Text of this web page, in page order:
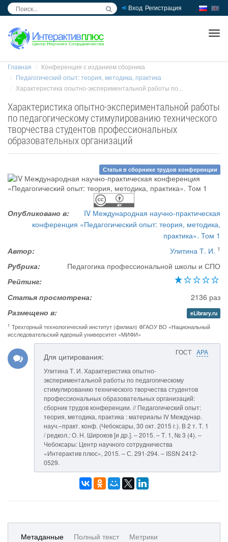
Вход Регистрация
Главная
Конференция с изданием сборника
Педагогический опыт: теория, методика, практика
Характеристика опытно-экспериментальной работы по...
Характеристика опытно-экспериментальной работы
по педагогическому стимулированию технического
творчества студентов профессиональных
образовательных организаций
Статья в сборнике трудов конференции
Опубликовано в:
IV Международная научно-практическая
конференция «Педагогический опыт: теория, методика,
практика». Том 1
Автор:
Улитина Т. И. 1
Рубрика:
Педагогика профессиональной школы и СПО
Рейтинг:
Статья просмотрена:
2136 раз
Размещено в:
eLibrary.ru
1 Трехгорный технологический институт (филиал) ФГАОУ ВО «Национальный
исследовательский ядерный университет «МИФИ»
ГОСТ APA
Для цитирования:
Улитина Т. И. Характеристика опытно-
экспериментальной работы по педагогическому
стимулированию технического творчества студентов
профессиональных образовательных организаций:
сборник трудов конференции. // Педагогический опыт:
теория, методика, практика : материалы IV Междунар.
науч.–практ. конф. (Чебоксары, 30 окт. 2015 г.). В 2 т. Т. 1
/ редкол.: О. Н. Широков [и др.]. – 2015. – Т. 1, № 3 (4). –
Чебоксары: Центр научного сотрудничества
«Интерактив плюс», 2015. – С. 291-294. – ISSN 2412-
0529.
Метаданные Полный текст Метрики